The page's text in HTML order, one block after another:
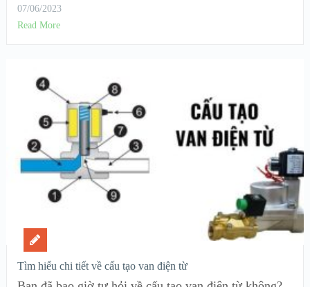
07/06/2023
Read More
Tìm hiểu chi tiết về cấu tạo van điện từ